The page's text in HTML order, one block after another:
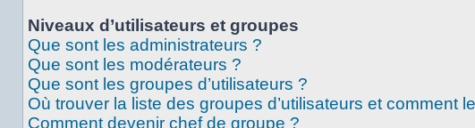
Niveaux d’utilisateurs et groupes
Que sont les administrateurs ?
Que sont les modérateurs ?
Que sont les groupes d’utilisateurs ?
Où trouver la liste des groupes d’utilisateurs et comment
Comment devenir chef de groupe ?